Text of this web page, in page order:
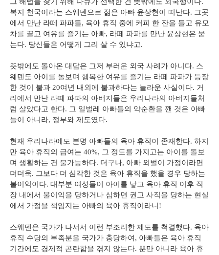
복지 천국이라는 스웨덴으로 젊은 아빠 윤상현이 떠난다. 그곳
에서 만난 라떼 파파들, 육아 휴직 중에 커피 한 잔을 들고 유모
차를 끌고 여유를 즐기는 아빠, 라떼 파파를 만난 윤상현은 묻
는다. 당신들은 어떻게 그리 살 수 있냐고.
뜻밖에도 돌아온 대답은 그저 부러운 외국 사례가 아니다. 스
웨덴도 아이를 돌보며 행복한 여유를 즐기는 라떼 파파가 등장
한 것이 불과 20여년 내외에 불과하다는 놀라운 사실이다. 거
리에서 만난 라떼 파파의 아버지들은 우리나라의 아버지들처
럼 살았다고 한다. 그 일벌레 아빠들의 악순환을 깬 것은 아빠
들이 아니라, 정부와 제도였다.
현재 우리나라에도 분명 아빠들의 육아 휴직이 존재한다. 하지
만 육아 휴직의 급여는 40%, 그 정도를 가지고는 아이를 돌보
며 생활하는 건 불가능하다. 더구나, 아빠 외벌이 가정이라면
더더욱. 그보다 더 심각한 것은 육아 휴직을 했을 경우 당하는
불이익이다. 대부분 여성들이 아이를 낳고 육아 휴직 이후 직
장 내에서 불이익을 당하거나 심하면 권고 사직을 당하는 현실
에서 가정을 책임지는 아빠의 육아 휴직이라니!
스웨덴은 국가가 나서서 이런 부조리한 제도를 척결했다. 육아
휴직 수당의 부족분을 국가가 충당하여, 아빠들은 육아 휴직
기간에도 경제적 곤란함을 겪지 않는다. 뿐만 아니라 육아 휴